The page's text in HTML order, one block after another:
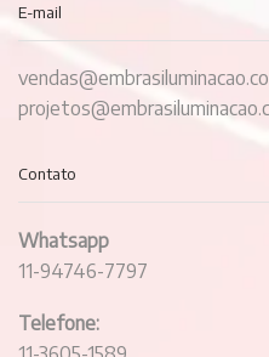
E-mail
Contato
Whatsapp
11-94746-7797
Telefone: